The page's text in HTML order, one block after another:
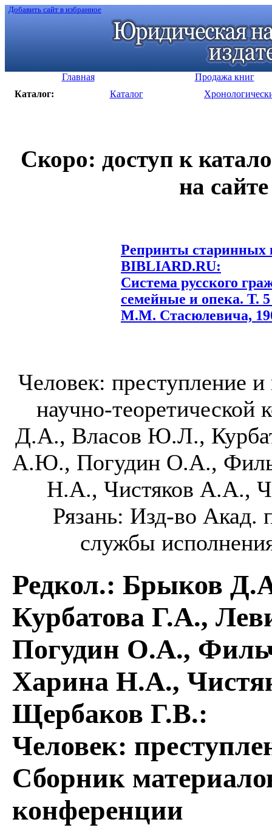
Добавить сайт в избранное
Главная
Продажа книг
Каталог:
Каталог
Скоро: доступ к
на
Репринты старинных
BIBLIARD.RU:
Система русского
семейные и опека. Т.
М.М. Стасюлевича,
Человек: преступление
научно-теоретической
Д.А., Власов Ю.Л.,
А.Ю., Погудин О.А.,
Н.А., Чистяков А.А.,
Рязань: Изд-во Акад.
службы
Редкол.: Брыков
Курбатова Г.А.,
Погудин О.А.,
Харина Н.А.,
Щербаков Г.В.:
Человек:
Сборник
конференции